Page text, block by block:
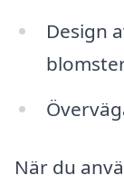
Design
När du